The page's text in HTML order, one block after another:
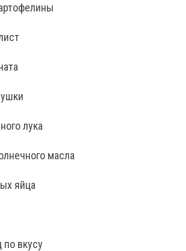
лука
масла
яйца
по вкусу